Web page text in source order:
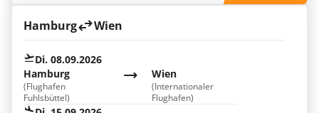
Hamburg Wien
Di. 08.09.2026
Hamburg
(Flughafen
Fuhlsbüttel)
Wien
(Internationaler
Flughafen)